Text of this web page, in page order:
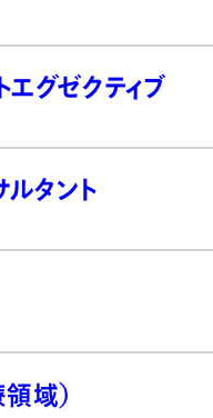
グゼクティブ
タント
域）